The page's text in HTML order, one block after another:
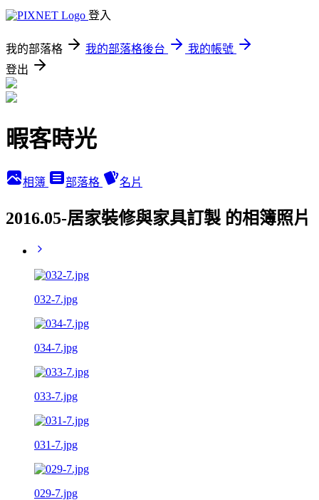
登入
我的部落格 我的部落格後台
我的帳號
登出
暇客時光
相簿 部落格 名片
2016.05-居家裝修與家具訂製 的相簿照片
032-7.jpg
034-7.jpg
033-7.jpg
031-7.jpg
029-7.jpg